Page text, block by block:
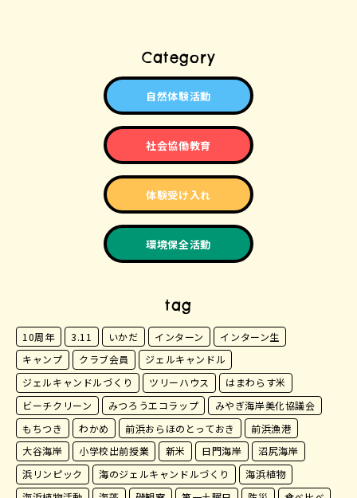
Category
自然体験活動
社会協働教育
体験受け入れ
環境保全活動
tag
10周年 3.11 いかだ インターン
インターン生
キャンプ
クラブ会員
ジェルキャンドル
ジェルキャンドルづくり
ツリーハウス
はまわらす米
ビーチクリーン
みつろうエコラップ
みやぎ海岸美化協議会
もちつき
わかめ 前浜おらほのとっておき
前浜漁港
大谷海岸
小学校出前授業 新米 日門海岸
沼尻海岸
浜リンピック
海のジェルキャンドルづくり
海浜植物